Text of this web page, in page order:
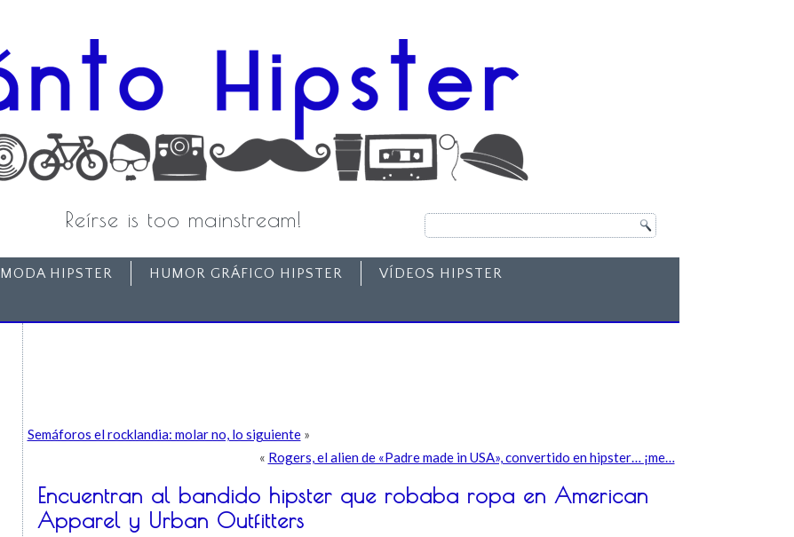
Reírse is too mainstream!
MODA HIPSTER HUMOR GRÁFICO HIPSTER
VÍDEOS HIPSTER
Semáforos el rocklandia: molar no, lo siguiente»
« Rogers, el alien de «Padre made in USA», convertido en hipster… ¡me…
Encuentran al bandido hipster que robaba ropa en American
Apparel y Urban Outfitters